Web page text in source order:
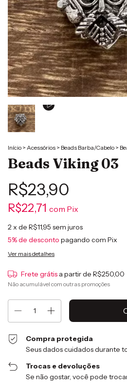
Início > Acessórios > Beads Barba/Cabelo >
Beads Viking 03
R$23,90
R$22,71 com Pix
2 x de R$11,95 sem juros
5% de desconto pagando com Pix
Ver mais detalhes
Frete grátis a partir de R$250,00
Não acumulável com outras promoções
Compra protegida
Seus dados cuidados durante
Trocas e devoluções
Se não gostar, você pode